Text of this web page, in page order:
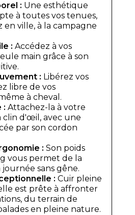
: Une esthétique
à toutes vos tenues,
en ville, à la campagne
: Accédez à vos
main grâce à son
: Libérez vos
libre de vos
à cheval.
: Attachez-la à votre
d'œil, avec une
par son cordon
: Son poids
vous permet de la
sans gêne.
: Cuir pleine
est prête à affronter
du terrain de
en pleine nature.